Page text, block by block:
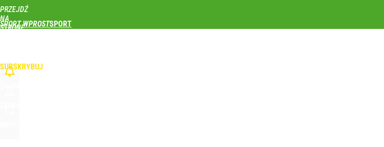
PRZEJDŹ
NA
STRONĘ
SPORT WPROST
SUBSKRYBUJ